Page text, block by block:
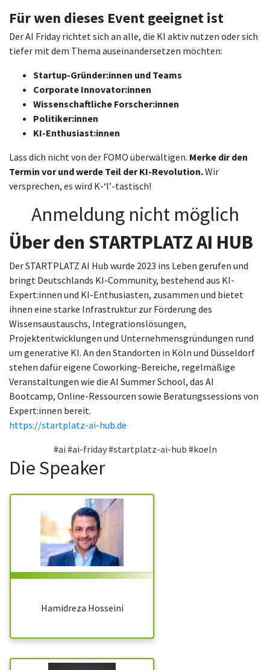
Für wen dieses Event geeignet ist
Der AI Friday richtet sich an alle, die KI aktiv nutzen oder sich
tiefer mit dem Thema auseinandersetzen möchten:
Startup-Gründer:innen und Teams
Corporate Innovator:innen
Wissenschaftliche Forscher:innen
Politiker:innen
KI-Enthusiast:innen
Lass dich nicht von der FOMO überwältigen. Merke dir den
Termin vor und werde Teil der KI-Revolution.Wir
versprechen, es wird K-‘I’-tastisch!
Anmeldung nicht möglich
Über den STARTPLATZ AI HUB
Der STARTPLATZ AI Hub wurde 2023 ins Leben gerufen und
bringt Deutschlands KI-Community, bestehend aus KI-
Expert:innen und KI-Enthusiasten, zusammen und bietet
ihnen eine starke Infrastruktur zur Förderung des
Wissensaustauschs, Integrationslösungen,
Projektentwicklungen und Unternehmensgründungen rund
um generative KI. An den Standorten in Köln und Düsseldorf
stehen dafür eigene Coworking-Bereiche, regelmäßige
Veranstaltungen wie die AI Summer School, das AI
Bootcamp, Online-Ressourcen sowie Beratungssessions von
Expert:innen bereit.
https://startplatz-ai-hub.de
#ai #ai-friday#startplatz-ai-hub #koeln
Die Speaker
Hamidreza Hosseini